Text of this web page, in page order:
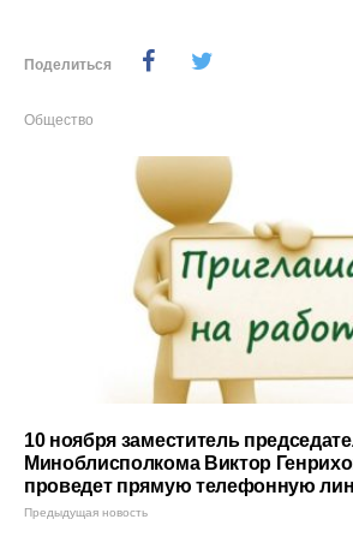
Поделиться
Общество
10 ноября заместитель
Миноблисполкома Виктор
проведет прямую телефонную
Предыдущая новость